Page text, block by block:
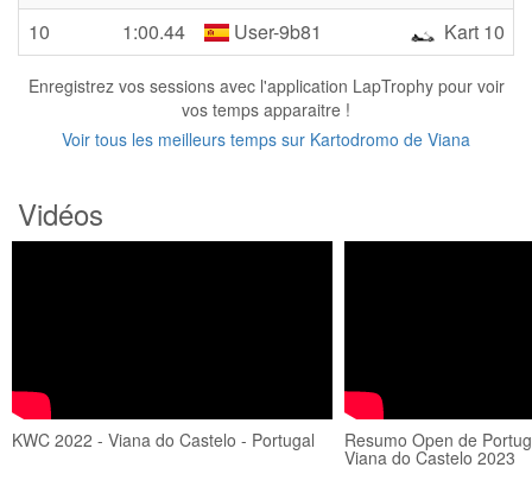
10
1:00.44 User-9b81 Kart 10
Enregistrez vos sessions avec l'application LapTrophy pour voir
vos temps apparaitre !
Voir tous les meilleurs temps sur Kartodromo de Viana
Vidéos
KWC 2022 - Viana do Castelo - Portugal Resumo Open de
Viana do Castelo 2023